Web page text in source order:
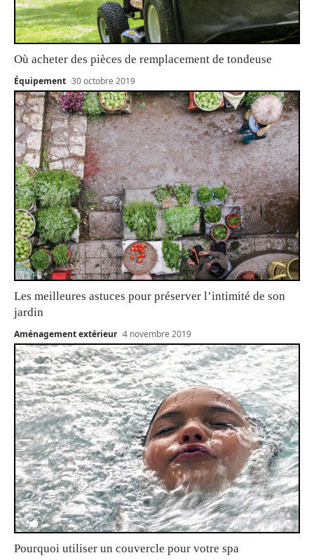
Où acheter des pièces de remplacement de tondeuse
Équipement 30 octobre 2019
Les meilleures astuces pour préserver l’intimité de son
jardin
Aménagement extérieur 4 novembre 2019
Pourquoi utiliser un couvercle pour votre spa